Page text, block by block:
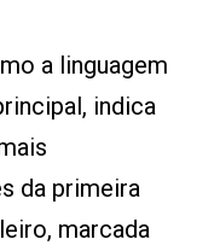
a linguagem
indica
da primeira
marcada